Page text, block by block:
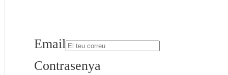
Email
Contrasenya